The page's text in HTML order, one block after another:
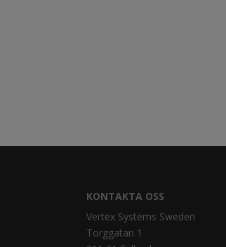
KONTAKTA OSS
Vertex Systems Sweden
Torggatan 1